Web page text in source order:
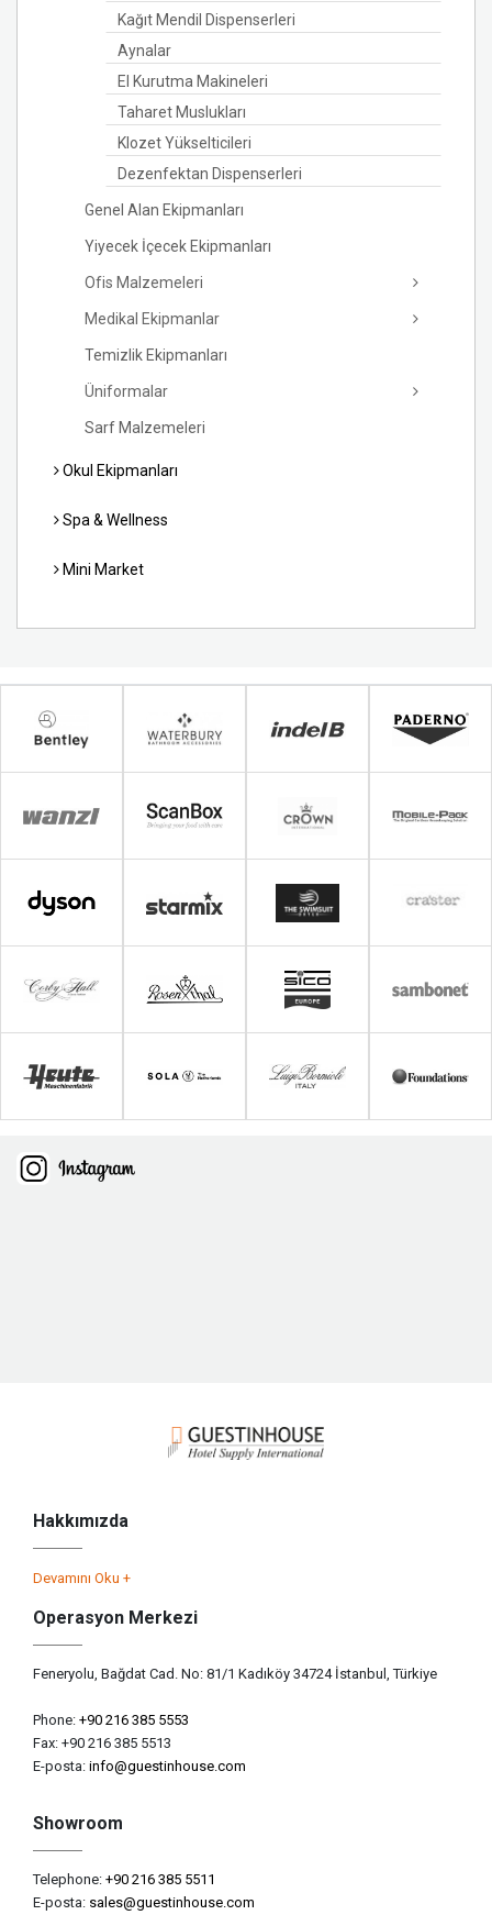
Kağıt Mendil Dispenserleri
Aynalar
El Kurutma Makineleri
Taharet Muslukları
Klozet Yükselticileri
Dezenfektan Dispenserleri
Genel Alan Ekipmanları
Yiyecek İçecek Ekipmanları
Ofis Malzemeleri
Medikal Ekipmanlar
Temizlik Ekipmanları
Üniformalar
Sarf Malzemeleri
Okul Ekipmanları
Spa & Wellness
Mini Market
Hakkımızda
Devamını Oku +
Operasyon Merkezi
Feneryolu, Bağdat Cad. No: 81/1 Kadıköy 34724 İstanbul, Türkiye
Phone: +90 216 385 5553
Fax: +90 216 385 5513
E-posta: info@guestinhouse.com
Showroom
Telephone: +90 216 385 5511
E-posta: sales@guestinhouse.com